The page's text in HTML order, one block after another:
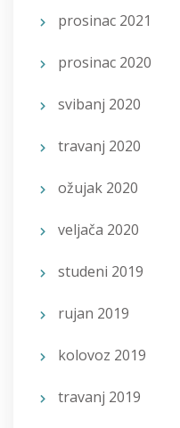
prosinac 2021
prosinac 2020
svibanj 2020
travanj 2020
ožujak 2020
veljača 2020
studeni 2019
rujan 2019
kolovoz 2019
travanj 2019